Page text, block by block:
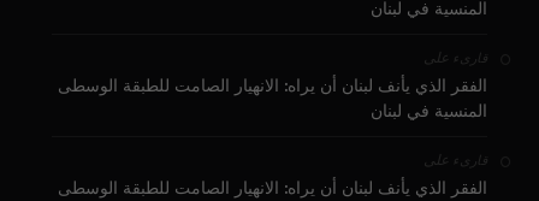
المنسية في لبنان
قارىء على
الفقر الذي يأنف لبنان أن يراه: الانهيار الصامت للطبقة الوسطى
المنسية في لبنان
قارىء على
الفقر الذي يأنف لبنان أن يراه: الانهيار الصامت للطبقة الوسطى